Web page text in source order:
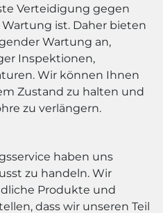
Verteidigung gegen
ist. Daher bieten
Wartung an,
Inspektionen,
Wir können Ihnen
Zustand zu halten und
zu verlängern.
haben uns
zu handeln. Wir
Produkte und
dass wir unseren Teil